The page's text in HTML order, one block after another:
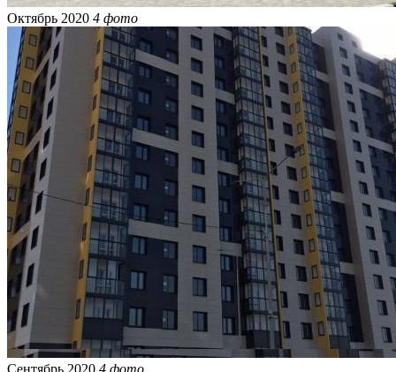
Октябрь 2020 4 фото
Сентябрь 2020 4 фото